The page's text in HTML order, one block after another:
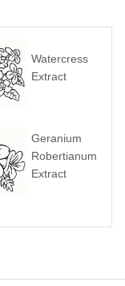
Watercress
Extract
Geranium
Robertianum
Extract